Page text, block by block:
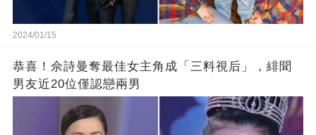
2024/01/15
恭喜！佘詩曼奪最佳女主角成「三料視后」，緋聞
男友近20位僅認戀兩男